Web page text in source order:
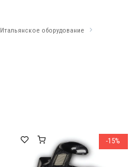
Итальянское оборудование
-15%